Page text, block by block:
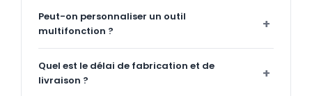
Peut-on personnaliser un outil
multifonction ?
Quel est le délai de fabrication et de
livraison ?